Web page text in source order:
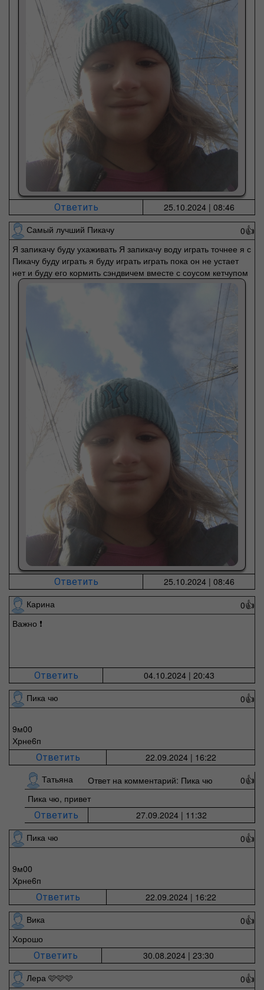
Ответить
25.10.2024 | 08:46
Самый лучший Пикачу
0👍
Я запикачу буду ухаживать Я запикачу воду играть точнее я с
Пикачу буду играть я буду играть играть пока он не устает
нет и буду его кормить сэндвичем вместе с соусом кетчупом
Ответить
25.10.2024 | 08:46
Карина
0👍
Важно ❗
Ответить
04.10.2024 | 20:43
Пика чю
0👍
9м00
Хрне6п
Ответить
22.09.2024 | 16:22
Татьяна
Ответ на комментарий: Пика чю 0👍
Пика чю, привет
Ответить
27.09.2024 | 11:32
Пика чю
0👍
9м00
Хрне6п
Ответить
22.09.2024 | 16:22
Вика
0👍
Хорошо
Ответить
30.08.2024 | 23:30
Лера 🩷🩷🩷
0👍